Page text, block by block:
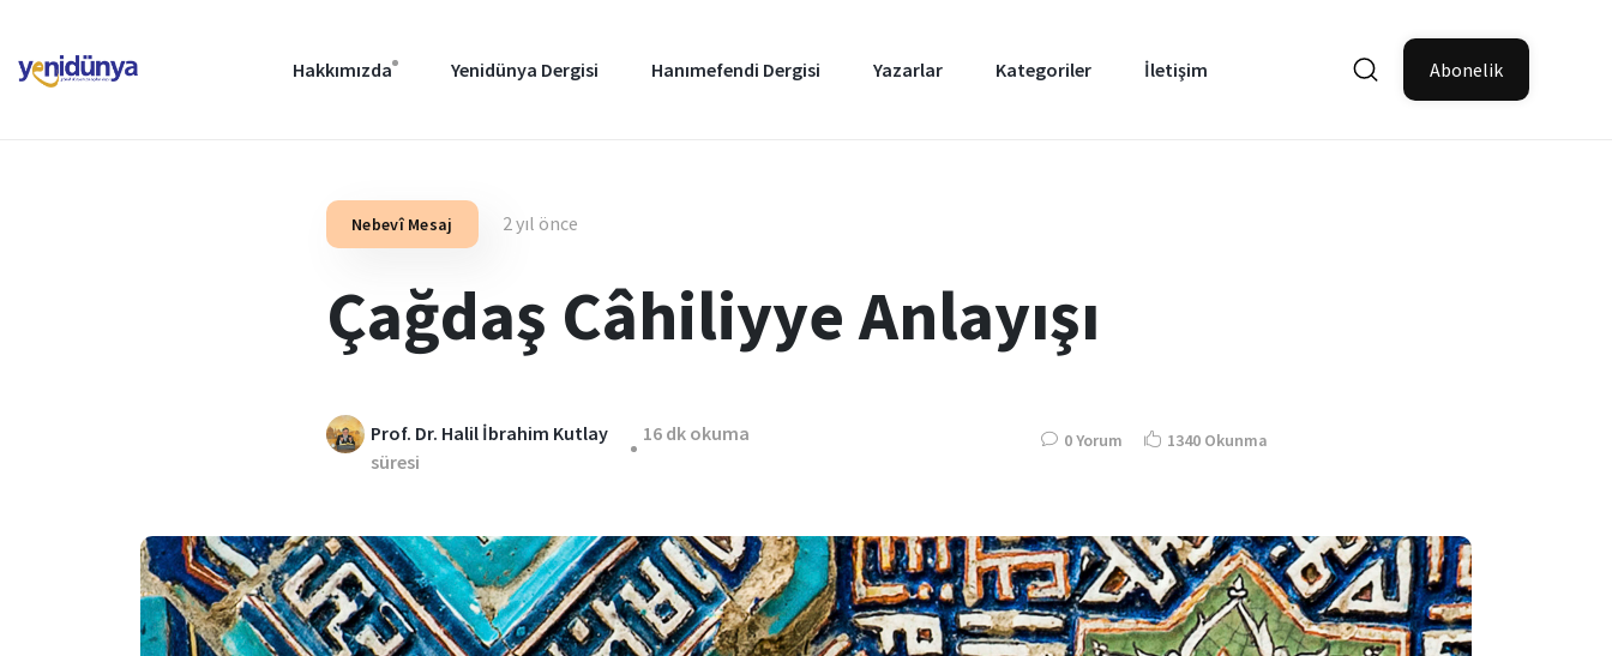
Hakkımızda Yenidünya Dergisi Hanımefendi Dergisi Yazarlar Kategoriler İletişim Abonelik
Nebevî Mesaj 2 yıl önce
Çağdaş Câhiliyye Anlayışı
Prof. Dr. Halil İbrahim Kutlay
16 dk okuma
süresi
0 Yorum 1340 Okunma